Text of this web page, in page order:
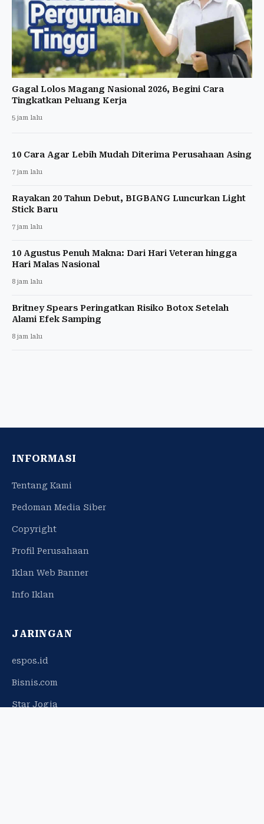
Gagal Lolos Magang Nasional 2026, Begini Cara
Tingkatkan Peluang Kerja
5 jam lalu
10 Cara Agar Lebih Mudah Diterima Perusahaan Asing
7 jam lalu
Rayakan 20 Tahun Debut, BIGBANG Luncurkan Light
Stick Baru
7 jam lalu
10 Agustus Penuh Makna: Dari Hari Veteran hingga
Hari Malas Nasional
8 jam lalu
Britney Spears Peringatkan Risiko Botox Setelah
Alami Efek Samping
8 jam lalu
INFORMASI
Tentang Kami
Pedoman Media Siber
Copyright
Profil Perusahaan
Iklan Web Banner
Info Iklan
JARINGAN
espos.id
Bisnis.com
Star Jogja